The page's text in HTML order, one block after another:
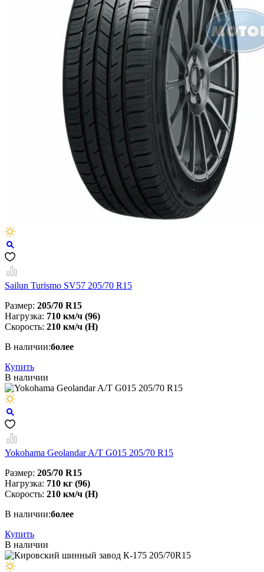
Sailun Turismo SV57 205/70 R15
Размер: 205/70 R15
Нагрузка: 710 км/ч (96)
Скорость: 210 км/ч (H)
В наличии:более
Купить
В наличии
Yokohama Geolandar A/T G015 205/70 R15
Размер: 205/70 R15
Нагрузка: 710 кг (96)
Скорость: 210 км/ч (H)
В наличии:более
Купить
В наличии